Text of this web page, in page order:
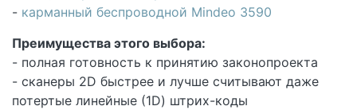
- карманный беспроводной Mindeo 3590
Преимущества этого выбора:
- полная готовность к принятию законопроекта
- сканеры 2D быстрее и лучше считывают даже
потертые линейные (1D) штрих-коды